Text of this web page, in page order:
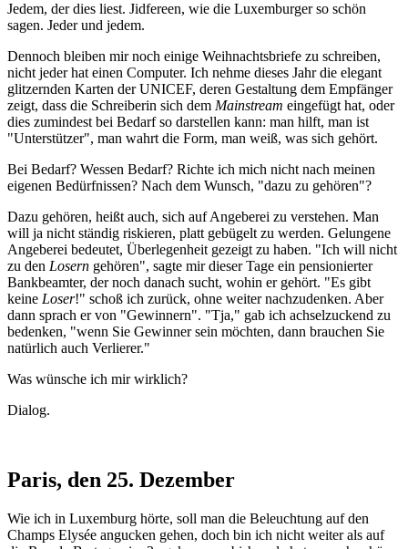
Jedem, der dies liest. Jidfereen, wie die Luxemburger so schön
sagen. Jeder und jedem.
Dennoch bleiben mir noch einige Weihnachtsbriefe zu schreiben,
nicht jeder hat einen Computer. Ich nehme dieses Jahr die elegant
glitzernden Karten der UNICEF, deren Gestaltung dem Empfänger
zeigt, dass die Schreiberin sich dem Mainstream eingefügt hat, oder
dies zumindest bei Bedarf so darstellen kann: man hilft, man ist
"Unterstützer", man wahrt die Form, man weiß, was sich gehört.
Bei Bedarf? Wessen Bedarf? Richte ich mich nicht nach meinen
eigenen Bedürfnissen? Nach dem Wunsch, "dazu zu gehören"?
Dazu gehören, heißt auch, sich auf Angeberei zu verstehen. Man
will ja nicht ständig riskieren, platt gebügelt zu werden. Gelungene
Angeberei bedeutet, Überlegenheit gezeigt zu haben. "Ich will nicht
zu den Losern gehören", sagte mir dieser Tage ein pensionierter
Bankbeamter, der noch danach sucht, wohin er gehört. "Es gibt
keine Loser!" schoß ich zurück, ohne weiter nachzudenken. Aber
dann sprach er von "Gewinnern". "Tja," gab ich achselzuckend zu
bedenken, "wenn Sie Gewinner sein möchten, dann brauchen Sie
natürlich auch Verlierer."
Was wünsche ich mir wirklich?
Dialog.
Paris, den 25. Dezember
Wie ich in Luxemburg hörte, soll man die Beleuchtung auf den
Champs Elysée angucken gehen, doch bin ich nicht weiter als auf